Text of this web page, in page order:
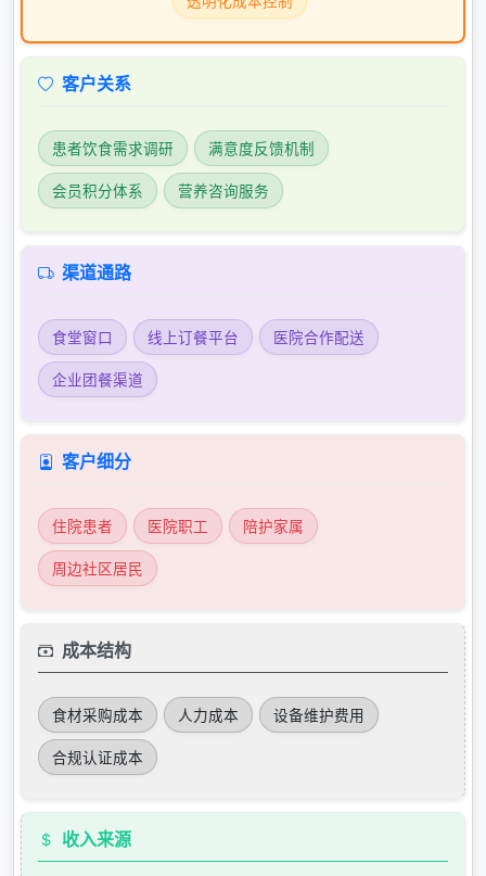
客户关系
患者饮食需求调研 满意度反馈机制
会员积分体系 营养咨询服务
渠道通路
食堂窗口 线上订餐平台 医院合作配送
企业团餐渠道
客户细分
住院患者 医院职工 陪护家属
周边社区居民
成本结构
食材采购成本 人力成本 设备维护费用
合规认证成本
收入来源